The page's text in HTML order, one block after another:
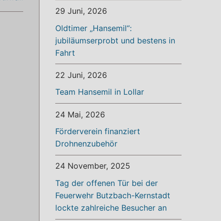
29 Juni, 2026
Oldtimer „Hansemil“:
jubiläumserprobt und bestens in
Fahrt
22 Juni, 2026
Team Hansemil in Lollar
24 Mai, 2026
Förderverein finanziert
Drohnenzubehör
24 November, 2025
Tag der offenen Tür bei der
Feuerwehr Butzbach-Kernstadt
lockte zahlreiche Besucher an